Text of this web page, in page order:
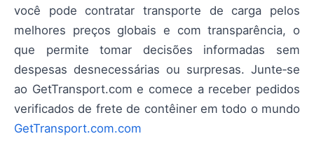
você pode contratar transporte de carga pelos
melhores preços globais e com transparência, o
que permite tomar decisões informadas sem
despesas desnecessárias ou surpresas. Junte‑se
ao GetTransport.com e comece a receber pedidos
verificados de frete de contêiner em todo o mundo
GetTransport.com.com